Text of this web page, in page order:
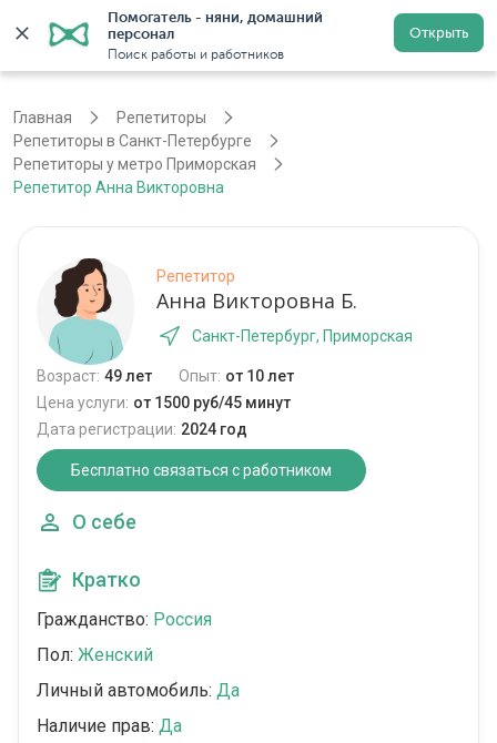
Помогатель - няни, домашний
персонал
Поиск работы и работников
Открыть
Санкт-Петербург Регистрация
Главная
Репетиторы
Репетиторы в Санкт-Петербурге
Репетиторы у метро Приморская
Репетитор Анна Викторовна
Репетитор
Анна Викторовна Б.
Санкт-Петербург, Приморская
Возраст: 49 лет Опыт: от 10 лет
Цена услуги: от 1500 руб/45 минут
Дата регистрации: 2024 год
Бесплатно связаться с работником
О себе
Кратко
Гражданство: Россия
Пол: Женский
Личный автомобиль: Да
Наличие прав: Да